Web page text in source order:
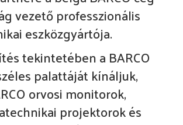
vezető professzionális
eszközgyártója.
tekintetében a BARCO
palattáját kínáljuk,
orvosi monitorok,
projektorok és